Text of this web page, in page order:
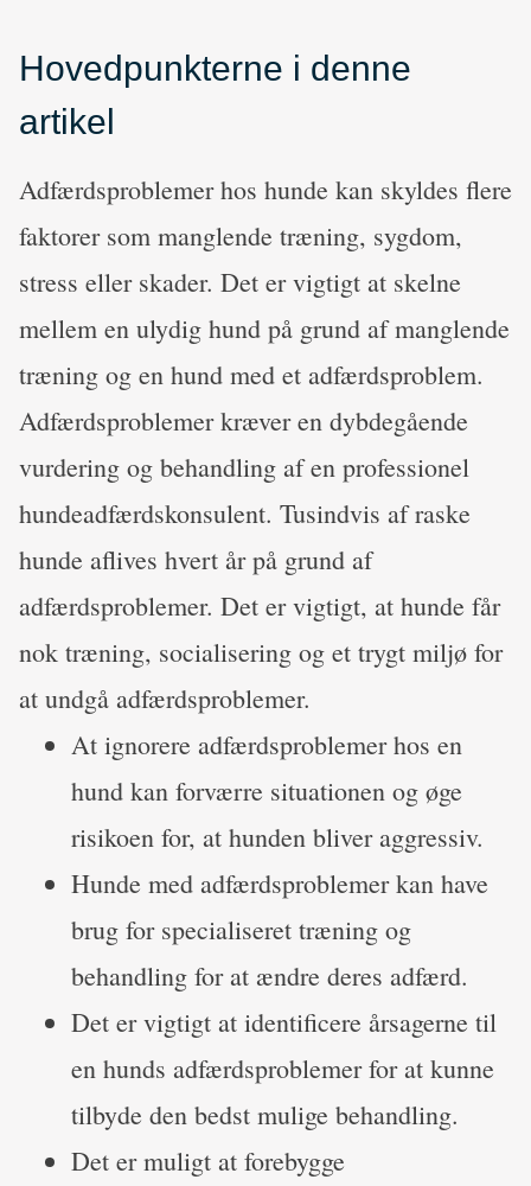
Hovedpunkterne i denne
artikel
Adfærdsproblemer hos hunde kan skyldes flere
faktorer som manglende træning, sygdom,
stress eller skader. Det er vigtigt at skelne
mellem en ulydig hund på grund af manglende
træning og en hund med et adfærdsproblem.
Adfærdsproblemer kræver en dybdegående
vurdering og behandling af en professionel
hundeadfærdskonsulent. Tusindvis af raske
hunde aflives hvert år på grund af
adfærdsproblemer. Det er vigtigt, at hunde får
nok træning, socialisering og et trygt miljø for
at undgå adfærdsproblemer.
At ignorere adfærdsproblemer hos en
hund kan forværre situationen og øge
risikoen for, at hunden bliver aggressiv.
Hunde med adfærdsproblemer kan have
brug for specialiseret træning og
behandling for at ændre deres adfærd.
Det er vigtigt at identificere årsagerne til
en hunds adfærdsproblemer for at kunne
tilbyde den bedst mulige behandling.
Det er muligt at forebygge